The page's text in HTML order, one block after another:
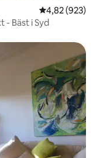
4,82 av 5 i
4,82 (923)
- Bäst i Syd